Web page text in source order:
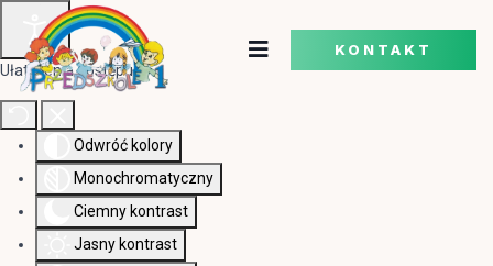
Ułatwienia dostępu
Odwróć kolory
Monochromatyczny
Ciemny kontrast
Jasny kontrast
KONTAKT